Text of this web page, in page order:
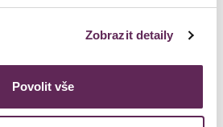
Zobrazit detaily
Povolit vše
durchgeführt wird, ist nur